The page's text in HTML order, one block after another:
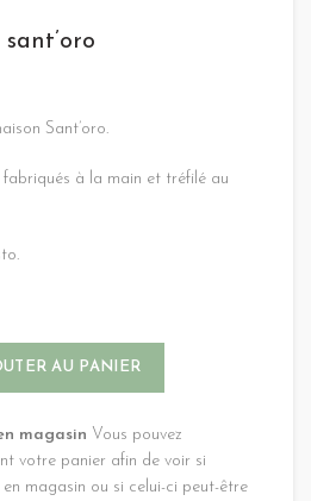
Sant’oro.
fabriqués à la main et tréfilé au
AU PANIER
magasin Vous pouvez
votre panier afin de voir si
magasin ou si celui-ci peut-être